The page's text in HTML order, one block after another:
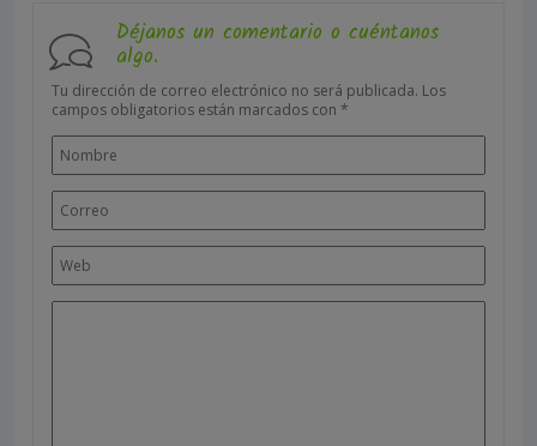
Déjanos un comentario o cuéntanos
algo.
Tu dirección de correo electrónico no será publicada. Los
campos obligatorios están marcados con *